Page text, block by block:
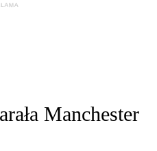
Manchester